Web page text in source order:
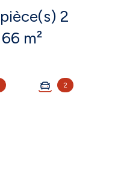
chambre(s) 66 m²
2